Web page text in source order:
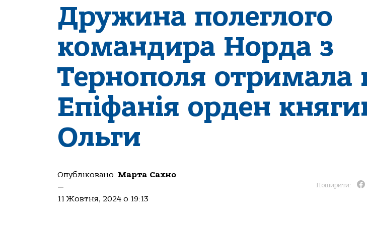
Дружина полеглого
командира Норда з
Тернополя отримала
Епіфанія орден
Ольги
Опубліковано: Марта Сахно
—
11 Жовтня, 2024 о 19:13
Поширити: